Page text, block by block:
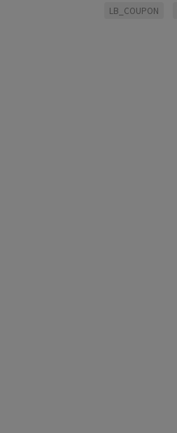
LB_COUPON